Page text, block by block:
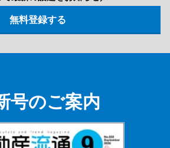
号のご案内